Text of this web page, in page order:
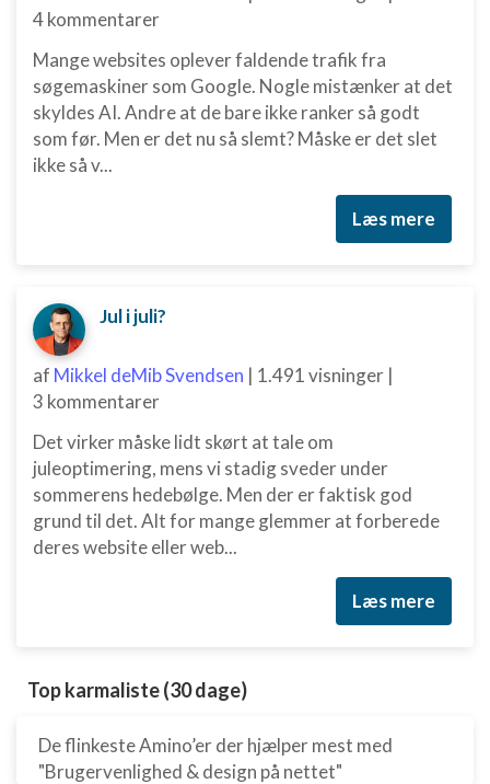
4 kommentarer
Mange websites oplever faldende trafik fra
søgemaskiner som Google. Nogle mistænker at det
skyldes AI. Andre at de bare ikke ranker så godt
som før. Men er det nu så slemt? Måske er det slet
ikke så v...
Læs mere
Jul i juli?
af Mikkel deMib Svendsen | 1.491 visninger |
3 kommentarer
Det virker måske lidt skørt at tale om
juleoptimering, mens vi stadig sveder under
sommerens hedebølge. Men der er faktisk god
grund til det. Alt for mange glemmer at forberede
deres website eller web...
Læs mere
Top karmaliste (30 dage)
De flinkeste Amino’er der hjælper mest med
"Brugervenlighed & design på nettet"